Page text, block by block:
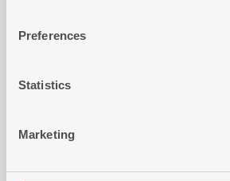
Preferences
Statistics
Marketing